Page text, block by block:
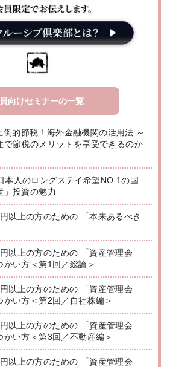
向けセミナーの一覧
的節税！海外金融機関の活用法 ～
で節税のメリットを享受できるのか
本人のロングステイ希望NO.1の国
」投資の魅力
以上の方のための 「本来あるべき
以上の方のための 「資産管理会
い方＜第1回／総論＞
以上の方のための 「資産管理会
い方＜第2回／自社株編＞
以上の方のための 「資産管理会
い方＜第3回／不動産編＞
以上の方のための 「資産管理会